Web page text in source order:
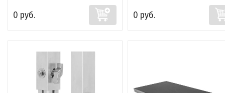
0 руб. 0 руб.